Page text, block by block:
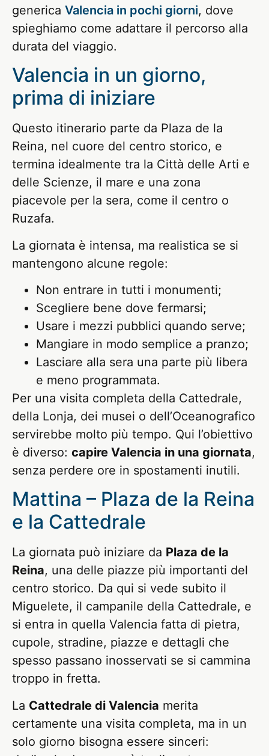
generica Valencia in pochi giorni, dove
spieghiamo come adattare il percorso alla
durata del viaggio.
Valencia in un giorno,
prima di iniziare
Questo itinerario parte da Plaza de la
Reina, nel cuore del centro storico, e
termina idealmente tra la Città delle Arti e
delle Scienze, il mare e una zona
piacevole per la sera, come il centro o
Ruzafa.
La giornata è intensa, ma realistica se si
mantengono alcune regole:
Non entrare in tutti i monumenti;
Scegliere bene dove fermarsi;
Usare i mezzi pubblici quando serve;
Mangiare in modo semplice a pranzo;
Lasciare alla sera una parte più libera
e meno programmata.
Per una visita completa della Cattedrale,
della Lonja, dei musei o dell’Oceanografico
servirebbe molto più tempo. Qui l’obiettivo
è diverso: capire Valencia in una giornata,
senza perdere ore in spostamenti inutili.
Mattina – Plaza de la Reina
e la Cattedrale
La giornata può iniziare da Plaza de la
Reina, una delle piazze più importanti del
centro storico. Da qui si vede subito il
Miguelete, il campanile della Cattedrale, e
si entra in quella Valencia fatta di pietra,
cupole, stradine, piazze e dettagli che
spesso passano inosservati se si cammina
troppo in fretta.
La Cattedrale di Valencia merita
certamente una visita completa, ma in un
solo giorno bisogna essere sinceri: